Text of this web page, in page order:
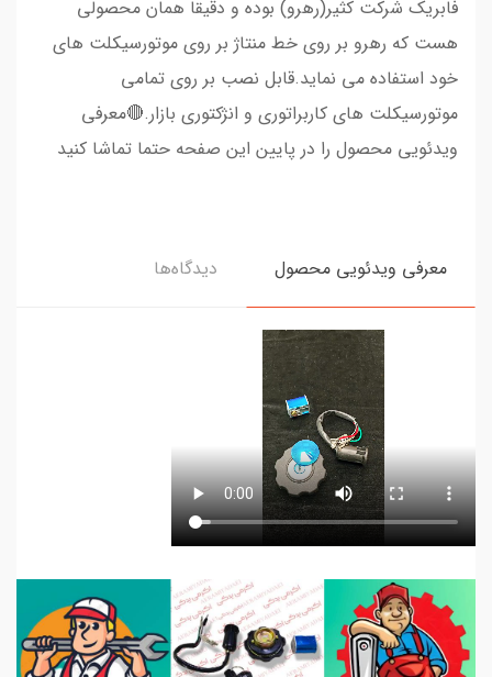
فابریک شرکت کثیر(رهرو) بوده و دقیقا همان محصولی
هست که رهرو بر روی خط منتاژ بر روی موتورسیکلت های
خود استفاده می نماید.قابل نصب بر روی تمامی
موتورسیکلت های کاربراتوری و انژکتوری بازار.🔴معرفی
ویدئویی محصول را در پایین این صفحه حتما تماشا کنید
معرفی ویدئویی محصول دیدگاه‌ها